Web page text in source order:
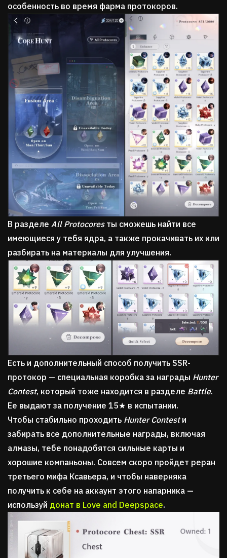
особенность во время фарма протокоров.
В разделе All Protocoresты сможешь найти все
имеющиеся у тебя ядра, а также прокачивать их или
разбирать на материалы для улучшения.
Есть и дополнительный способ получить SSR-
протокор — специальная коробка за награды Hunter
Contest, который тоже находится в разделе Battle.
Ее выдают за получение 15★ в испытании.
Чтобы стабильно проходить Hunter Contestи
забирать все дополнительные награды, включая
алмазы, тебе понадобятся сильные карты и
хорошие компаньоны. Совсем скоро пройдет реран
третьего мифа Ксавьера, и чтобы наверняка
получить к себе на аккаунт этого напарника —
используй донат в Love and Deepspace.